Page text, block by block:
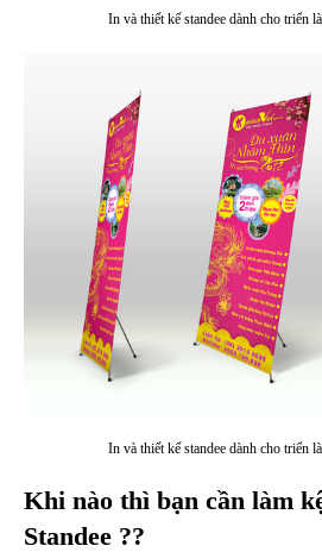
In và thiết kế standee dành cho triển
In và thiết kế standee dành cho triển
Khi nào thì bạn cần làm
Standee ??